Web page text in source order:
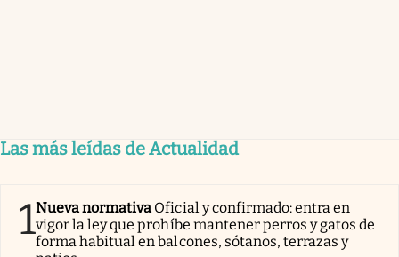
Las más leídas de Actualidad
1Nueva normativa Oficial y confirmado: entra en
vigor la ley que prohíbe mantener perros y gatos de
forma habitual en balcones, sótanos, terrazas y